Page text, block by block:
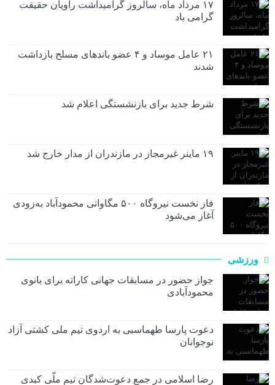
۱۷ مرداد ماه، سالروز گرامیداشت راویان حقیقت
گرامی باد
۲۱ عامل موساد و ۴ عضو باند‌های مسلح بازداشت
شدند
شرط جدید برای بازنشستگی اعلام شد
۱۹ ماینر غیرمجاز در مازندران از مدار خارج شد
فاز نخست نیروگاه ۵۰۰ مگاواتی محمودآباد به‌زودی
آغاز می‌شود
ورزشی
جواز حضور در مسابقات جهانی کاراته برای بانوی
محمودآبادی
دعوت پارسا طهماسبی به اردوی تیم ملی کشتی آزاد
نوجوانان
رضا اسلامی در جمع دعوت‌شدگان تیم ملّی کبدی